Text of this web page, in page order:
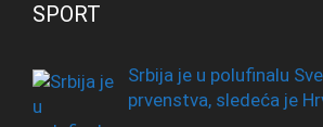
SPORT
Srbija je u polufinalu
prvenstva, sledeća je